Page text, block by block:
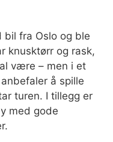
bil fra Oslo og ble
knusktørr og rask,
være – men i et
å spille
turen. I tillegg er
med gode